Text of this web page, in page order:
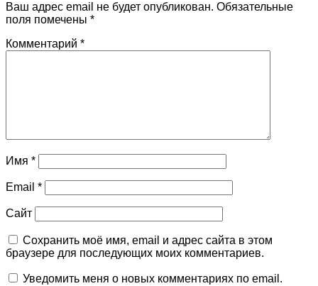
Ваш адрес email не будет опубликован. Обязательные
поля помечены *
Комментарий *
Имя *
Email *
Сайт
Сохранить моё имя, email и адрес сайта в этом
браузере для последующих моих комментариев.
Уведомить меня о новых комментариях по email.